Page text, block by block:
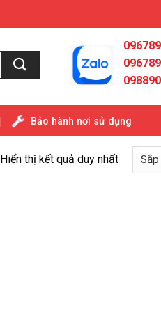
Bảo hành nơi sử dụng
Hiển thị kết quả duy nhất